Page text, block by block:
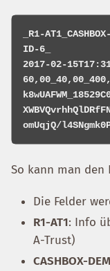
_R1-
ID-6_
2017-02-
So kann man den
Die Felder
R1-AT1: Info
A-Trust)
CASHBOX-